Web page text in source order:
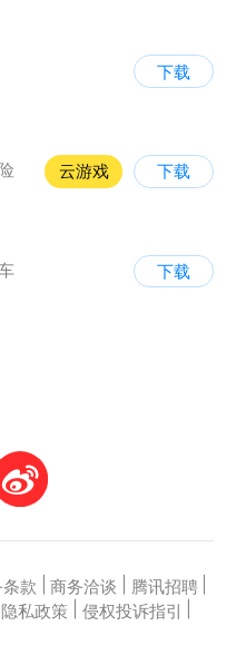
下载
云游戏 下载
下载
款 商务洽谈 腾讯招聘
隐私政策 侵权投诉指引